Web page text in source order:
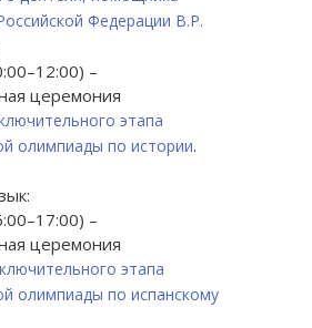
Федерации В.Р.
–
церемония
этапа
олимпиады по истории.
–
церемония
этапа
олимпиады по испанскому